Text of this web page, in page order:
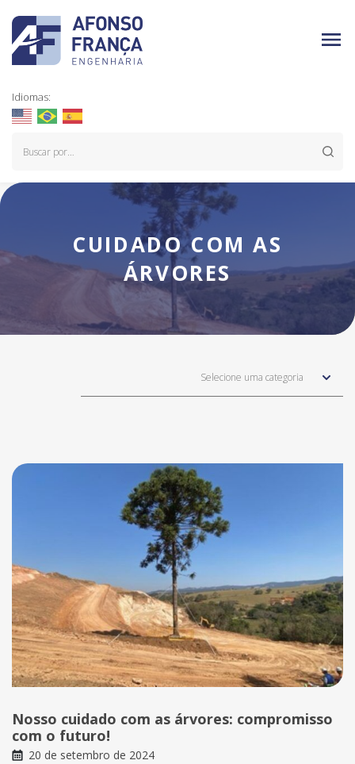
Idiomas:
CUIDADO COM AS
ÁRVORES
Selecione uma categoria
Nosso cuidado com as árvores: compromisso
com o futuro!
20 de setembro de 2024